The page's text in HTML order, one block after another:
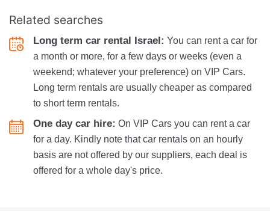
Related searches
Long term car rental Israel: You can rent a car for
a month or more, for a few days or weeks (even a
weekend; whatever your preference) on VIP Cars.
Long term rentals are usually cheaper as compared
to short term rentals.
One day car hire: On VIP Cars you can rent a car
for a day. Kindly note that car rentals on an hourly
basis are not offered by our suppliers, each deal is
offered for a whole day's price.